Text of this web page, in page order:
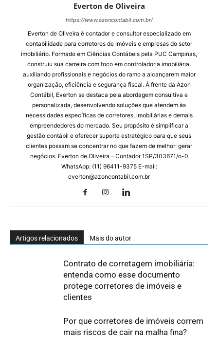
Everton de Oliveira
https://www.azoncontabil.com.br/
Everton de Oliveira é contador e consultor especializado em
contabilidade para corretores de imóveis e empresas do setor
imobiliário. Formado em Ciências Contábeis pela PUC Campinas,
construiu sua carreira com foco em controladoria imobiliária,
auxiliando profissionais e negócios do ramo a alcançarem maior
organização, eficiência e segurança fiscal. À frente da Azon
Contábil, Everton se destaca pela abordagem consultiva e
personalizada, desenvolvendo soluções que atendem às
necessidades específicas de corretores, imobiliárias e demais
empreendedores do mercado. Seu propósito é simplificar a
gestão contábil e oferecer suporte estratégico para que seus
clientes possam se concentrar no que fazem de melhor: gerar
negócios. Everton de Oliveira – Contador 1SP/303671/o-0
WhatsApp: (11) 96411-9375 E-mail:
everton@azoncontabil.com.br
Artigos relacionados Mais do autor
Contrato de corretagem imobiliária:
entenda como esse documento
protege corretores de imóveis e
clientes
Por que corretores de imóveis correm
mais riscos de cair na malha fina?